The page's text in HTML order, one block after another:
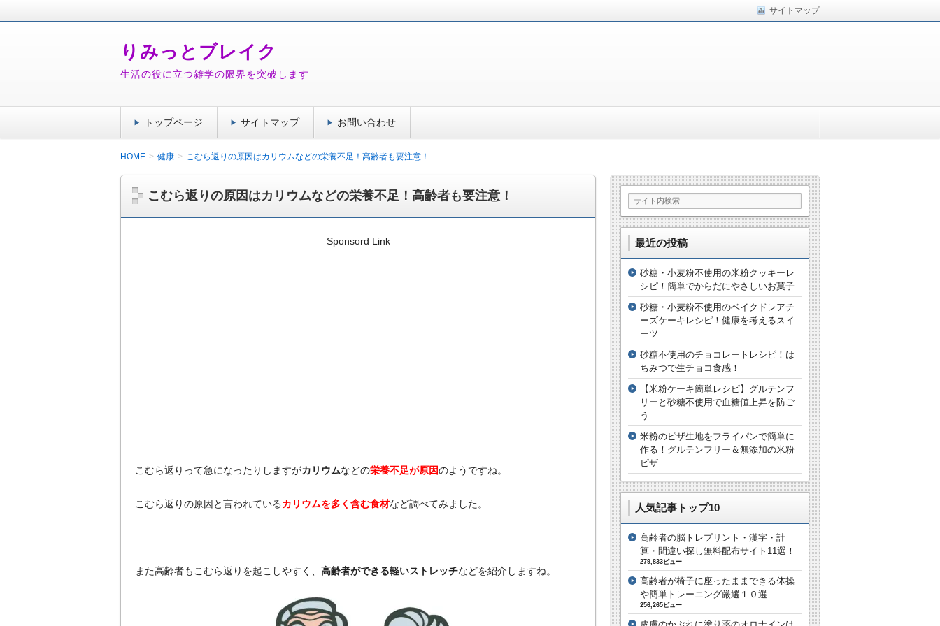
サイトマップ
りみっとブレイク
生活の役に立つ雑学の限界を突破します
トップページ サイトマップ お問い合わせ
HOME 健康 こむら返りの原因はカリウムなどの栄養不足！高齢者も要注意！
こむら返りの原因はカリウムなどの栄養不足！高齢者も要注意！
Sponsord Link
こむら返りって急になったりしますがカリウムなどの栄養不足が原因のようですね。
こむら返りの原因と言われているカリウムを多く含む食材など調べてみました。
また高齢者もこむら返りを起こしやすく、 高齢者ができる軽いストレッチなどを紹介しますね。
最近の投稿
砂糖・小麦粉不使用の米粉クッキーレ
シピ！簡単でからだにやさしいお菓子
砂糖・小麦粉不使用のベイクドレアチ
ーズケーキレシピ！健康を考えるスイ
ーツ
砂糖不使用のチョコレートレシピ！は
ちみつで生チョコ食感！
【米粉ケーキ簡単レシピ】グルテンフ
リーと砂糖不使用で血糖値上昇を防ご
う
米粉のピザ生地をフライパンで簡単に
作る！グルテンフリー＆無添加の米粉
ピザ
人気記事トップ10
高齢者の脳トレプリント・漢字・計
算・間違い探し無料配布サイト11選！
279,833ビュー
高齢者が椅子に座ったままできる体操
や簡単トレーニング厳選１０選
256,265ビュー